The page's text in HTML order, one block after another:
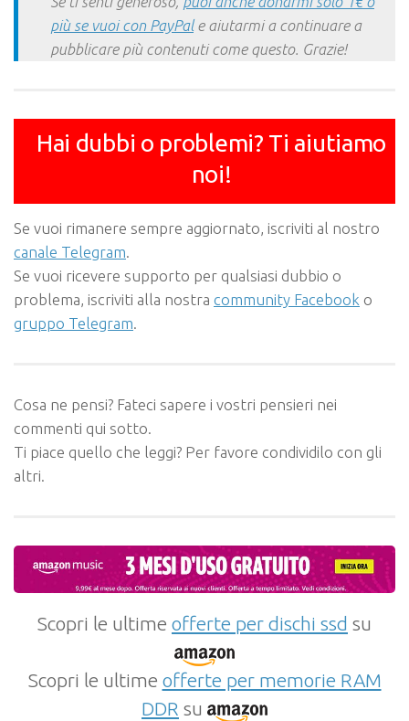
più se vuoi con PayPale aiutarmi a continuare a
pubblicare più contenuti come questo. Grazie!
Hai dubbi o problemi? Ti aiutiamo
noi!
Se vuoi rimanere sempre aggiornato, iscriviti al nostro
canale Telegram.
Se vuoi ricevere supporto per qualsiasi dubbio o
problema, iscriviti alla nostra community Facebook o
gruppo Telegram.
Cosa ne pensi? Fateci sapere i vostri pensieri nei
commenti qui sotto.
Ti piace quello che leggi? Per favore condividilo con gli
altri.
Scopri le ultime offerte per dischi ssd su
Scopri le ultime offerte per memorie RAM
DDR su